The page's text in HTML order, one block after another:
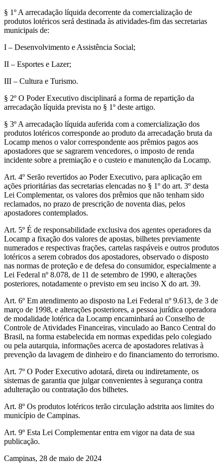
§ 1º A arrecadação líquida decorrente da comercialização de
produtos lotéricos será destinada às atividades-fim das secretarias
municipais de:
I – Desenvolvimento e Assistência Social;
II – Esportes e Lazer;
III – Cultura e Turismo.
§ 2º O Poder Executivo disciplinará a forma de repartição da
arrecadação líquida prevista no § 1º deste artigo.
§ 3º A arrecadação líquida auferida com a comercialização dos
produtos lotéricos corresponde ao produto da arrecadação bruta da
Locamp menos o valor correspondente aos prêmios pagos aos
apostadores que se sagrarem vencedores, o imposto de renda
incidente sobre a premiação e o custeio e manutenção da Locamp.
Art. 4º Serão revertidos ao Poder Executivo, para aplicação em
ações prioritárias das secretarias elencadas no § 1º do art. 3º desta
Lei Complementar, os valores dos prêmios que não tenham sido
reclamados, no prazo de prescrição de noventa dias, pelos
apostadores contemplados.
Art. 5º É de responsabilidade exclusiva dos agentes operadores da
Locamp a fixação dos valores de apostas, bilhetes previamente
numerados e respectivas frações, cartelas raspáveis e outros produtos
lotéricos a serem cobrados dos apostadores, observado o disposto
nas normas de proteção e de defesa do consumidor, especialmente a
Lei Federal nº 8.078, de 11 de setembro de 1990, e alterações
posteriores, notadamente o previsto em seu inciso X do art. 39.
Art. 6º Em atendimento ao disposto na Lei Federal nº 9.613, de 3 de
março de 1998, e alterações posteriores, a pessoa jurídica operadora
de modalidade lotérica da Locamp encaminhará ao Conselho de
Controle de Atividades Financeiras, vinculado ao Banco Central do
Brasil, na forma estabelecida em normas expedidas pelo colegiado
ou pela autarquia, informações acerca de apostadores relativas à
prevenção da lavagem de dinheiro e do financiamento do terrorismo.
Art. 7º O Poder Executivo adotará, direta ou indiretamente, os
sistemas de garantia que julgar convenientes à segurança contra
adulteração ou contratação dos bilhetes.
Art. 8º Os produtos lotéricos terão circulação adstrita aos limites do
município de Campinas.
Art. 9º Esta Lei Complementar entra em vigor na data de sua
publicação.
Campinas, 28 de maio de 2024